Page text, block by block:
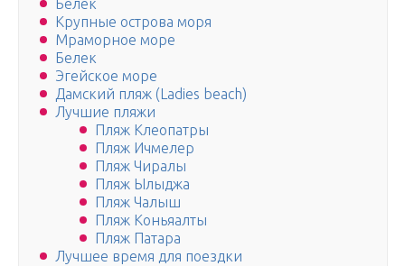
Белек
Крупные острова моря
Мраморное море
Белек
Эгейское море
Дамский пляж (Ladies beach)
Лучшие пляжи
Пляж Клеопатры
Пляж Ичмелер
Пляж Чиралы
Пляж Ылыджа
Пляж Чалыш
Пляж Коньяалты
Пляж Патара
Лучшее время для поездки